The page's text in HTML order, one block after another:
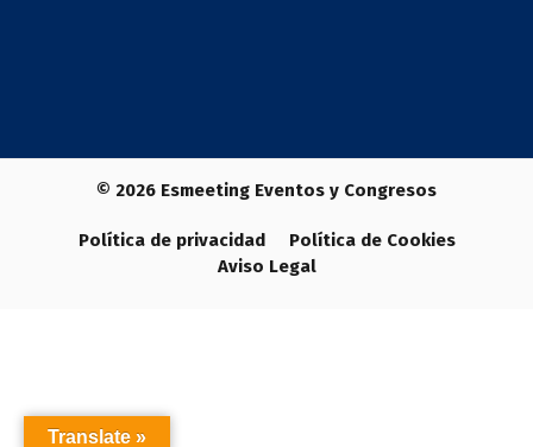
© 2026 Esmeeting Eventos y Congresos
Política de privacidad
Política de Cookies
Aviso Legal
Translate »